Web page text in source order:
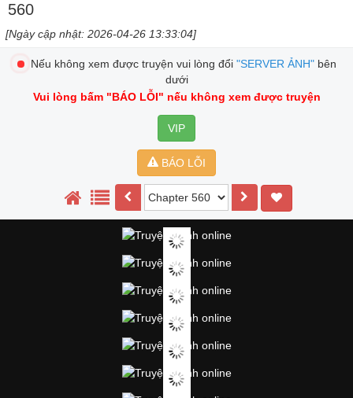
560
[Ngày cập nhật: 2026-04-26 13:33:04]
Nếu không xem được truyện vui lòng đổi "SERVER ẢNH"bên
dưới
Vui lòng bấm "BÁO LỖI" nếu không xem được truyện
VIP
BÁO LỖI